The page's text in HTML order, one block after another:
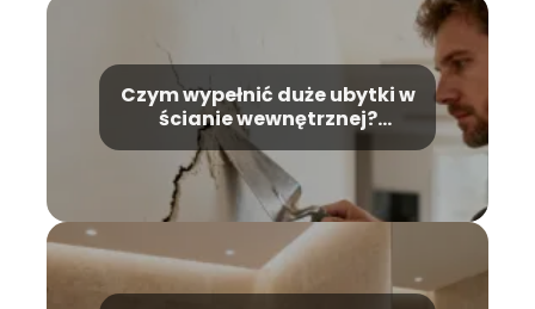
Czym wypełnić duże ubytki w
ścianie wewnętrznej?
Praktyczny poradnik